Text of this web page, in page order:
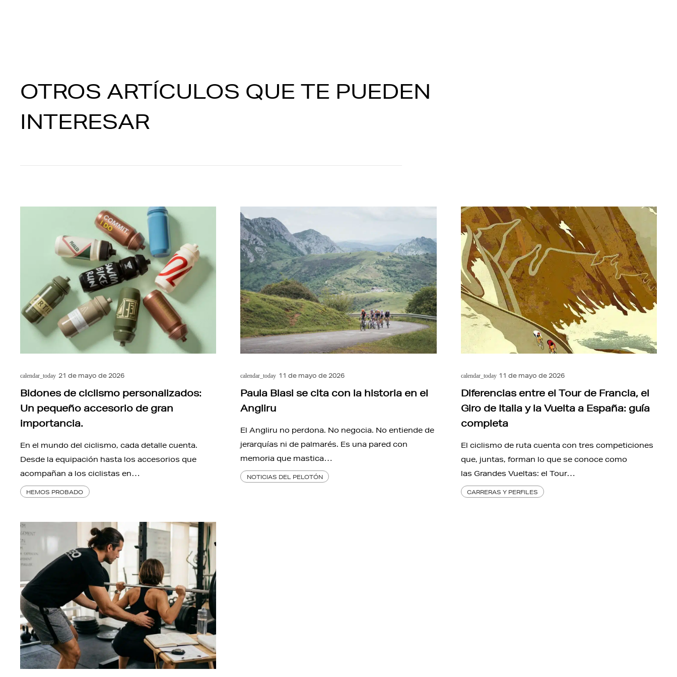
OTROS ARTÍCULOS QUE TE PUEDEN
INTERESAR
calendar_today 21 de mayo de 2026
Bidones de ciclismo personalizados:
Un pequeño accesorio de gran
importancia.
En el mundo del ciclismo, cada detalle cuenta.
Desde la equipación hasta los accesorios que
acompañan a los ciclistas en…
HEMOS PROBADO
calendar_today 11 de mayo de 2026
Paula Blasi se cita con la historia en el
Angliru
El Angliru no perdona. No negocia. No entiende de
jerarquías ni de palmarés. Es una pared con
memoria que mastica…
NOTICIAS DEL PELOTÓN
calendar_today 11 de mayo de 2026
Diferencias entre el Tour de Francia, el
Giro de Italia y la Vuelta a España: guía
completa
El ciclismo de ruta cuenta con tres competiciones
que, juntas, forman lo que se conoce como
las Grandes Vueltas: el Tour…
CARRERAS Y PERFILES